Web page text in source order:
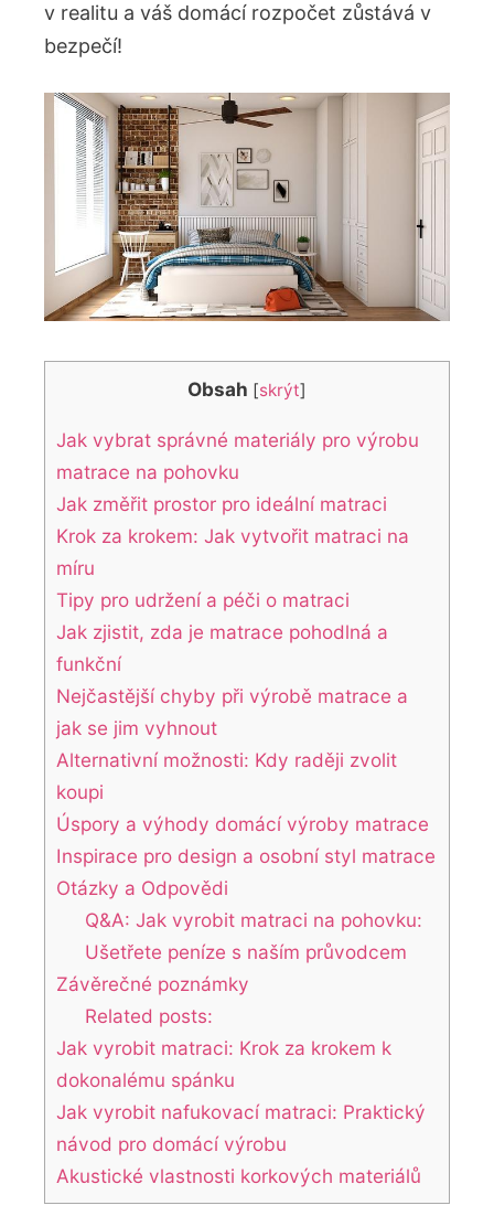
v realitu a váš domácí rozpočet zůstává v
bezpečí!
Obsah [skrýt]
Jak vybrat správné materiály pro výrobu
matrace na pohovku
Jak změřit prostor pro ideální matraci
Krok za krokem: Jak vytvořit matraci na
míru
Tipy pro udržení a péči o matraci
Jak zjistit, zda je matrace pohodlná a
funkční
Nejčastější chyby při výrobě matrace a
jak se jim vyhnout
Alternativní možnosti: Kdy raději zvolit
koupi
Úspory a výhody domácí výroby matrace
Inspirace pro design a osobní styl matrace
Otázky a Odpovědi
Q&A: Jak vyrobit matraci na pohovku:
Ušetřete peníze s naším průvodcem
Závěrečné poznámky
Related posts:
Jak vyrobit matraci: Krok za krokem k
dokonalému spánku
Jak vyrobit nafukovací matraci: Praktický
návod pro domácí výrobu
Akustické vlastnosti korkových materiálů